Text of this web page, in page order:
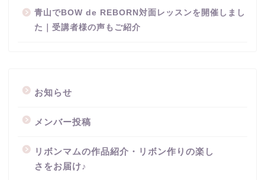
青山でBOW de REBORN対面レッスンを開催しまし
た｜受講者様の声もご紹介
お知らせ
メンバー投稿
リボンマムの作品紹介・リボン作りの楽し
さをお届け♪